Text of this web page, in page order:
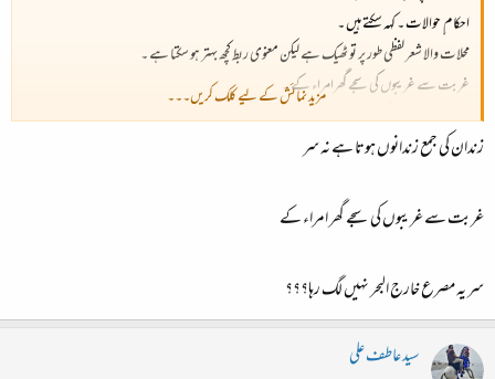
احکام ِ حوالات ۔ کہہ سکتے ہیں ۔
محلات والا شعر لفظی طور پر تو ٹھیک ہے لیکن معنوی ربط کچھ بہتر ہو سکتا ہے ۔
غربت سے غریبوں کی سجے گھرامراء کے ۔
الف عینبھائی کیا کہتے ہین۔
مزید نمائش کے لیے کلک کریں۔۔۔
زندان کی جمع زندانوں ہوتا ہے نہ سر
غربت سے غریبوں کی سجے گھر امراء کے
سر یہ مصرع خارج البحر نہیں لگ رہا؟؟؟
سید عاطف علی